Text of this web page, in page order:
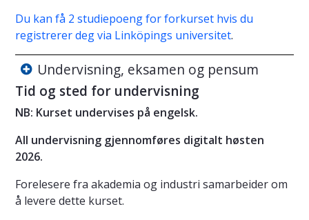
Du kan få 2 studiepoeng for forkurset hvis du
registrerer deg via Linköpings universitet.
Undervisning, eksamen og pensum
Tid og sted for undervisning
NB: Kurset undervises på engelsk.
All undervisning gjennomføres digitalt høsten
2026.
Forelesere fra akademia og industri samarbeider om
å levere dette kurset.